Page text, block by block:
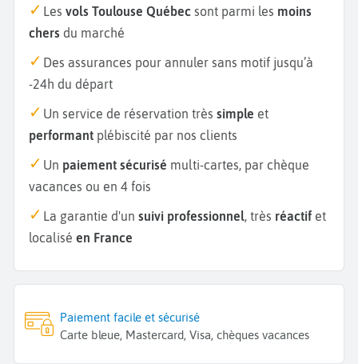
Les vols Toulouse Québec sont parmi les moins
chers du marché
Des assurances pour annuler sans motif jusqu’à
-24h du départ
Un service de réservation très simple et
performant plébiscité par nos clients
Un paiement sécurisé multi-cartes, par chèque
vacances ou en 4 fois
La garantie d'un suivi professionnel, très réactif et
localisé en France
Paiement facile et sécurisé
Carte bleue, Mastercard, Visa, chèques vacances